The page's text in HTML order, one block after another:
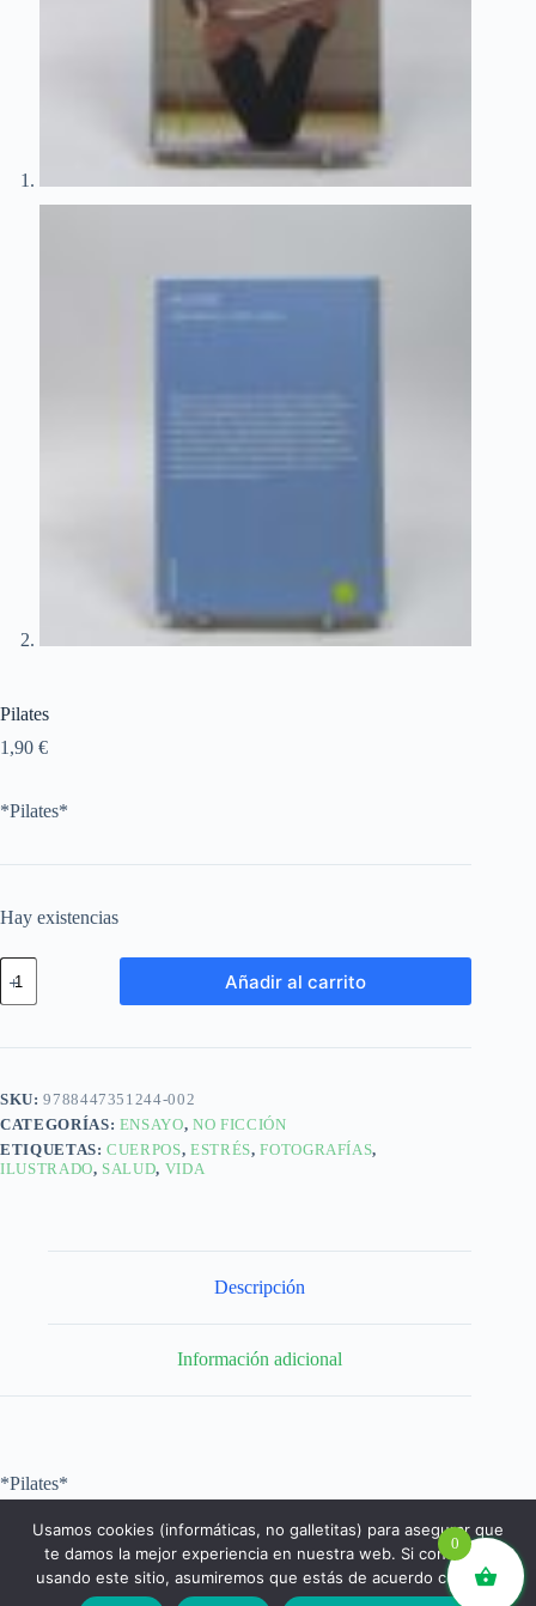
Pilates
1,90 €
*Pilates*
Hay existencias
Añadir al carrito
SKU:9788447351244-002
CATEGORÍAS: ENSAYO,NO FICCIÓN
ETIQUETAS:CUERPOS,ESTRÉS,FOTOGRAFÍAS,
ILUSTRADO, SALUD, VIDA
Descripción
Información adicional
*Pilates*
0
Usamos cookies (informáticas, no galletitas) para asegurar que
te damos la mejor experiencia en nuestra web. Si continúas
usando este sitio, asumiremos que estás de acuerdo con ello.